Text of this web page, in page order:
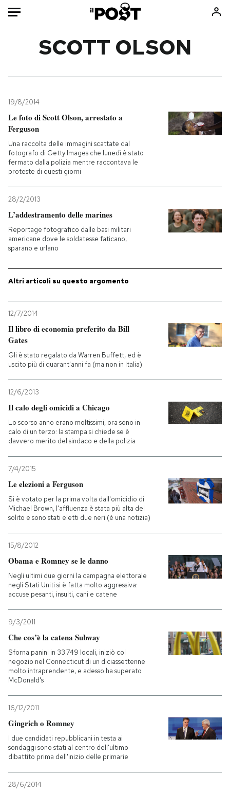
Mondo
Politica
Tecnologia
Internet
Scienza
Cultura
Economia
Media
Altrecose
PODCAST
NEWSLETTER
I MIEI PREFERITI
SHOP
AREA PERSONALE
Entra
SCOTT OLSON
19/8/2014
Le foto di Scott Olson, arrestato a
Ferguson
Una raccolta delle immagini scattate dal
fotografo di Getty Images che lunedì è stato
fermato dalla polizia mentre raccontava le
proteste di questi giorni
28/2/2013
L’addestramento delle marines
Reportage fotografico dalle basi militari
americane dove le soldatesse faticano,
sparano e urlano
Altri articoli su questo argomento
12/7/2014
Il libro di economia preferito da Bill
Gates
Gli è stato regalato da Warren Buffett, ed è
uscito più di quarant'anni fa (ma non in Italia)
12/6/2013
Il calo degli omicidi a Chicago
Lo scorso anno erano moltissimi, ora sono in
calo di un terzo: la stampa si chiede se è
davvero merito del sindaco e della polizia
7/4/2015
Le elezioni a Ferguson
Si è votato per la prima volta dall'omicidio di
Michael Brown, l'affluenza è stata più alta del
solito e sono stati eletti due neri (è una notizia)
15/8/2012
Obama e Romney se le danno
Negli ultimi due giorni la campagna elettorale
negli Stati Uniti si è fatta molto aggressiva:
accuse pesanti, insulti, cani e catene
9/3/2011
Che cos’è la catena Subway
Sforna panini in 33.749 locali, iniziò col
negozio nel Connecticut di un diciassettenne
molto intraprendente, e adesso ha superato
McDonald's
16/12/2011
Gingrich o Romney
I due candidati repubblicani in testa ai
sondaggi sono stati al centro dell'ultimo
dibattito prima dell'inizio delle primarie
28/6/2014